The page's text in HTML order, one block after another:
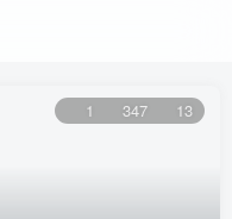
1 347 13